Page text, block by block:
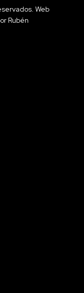
Web
Rubén